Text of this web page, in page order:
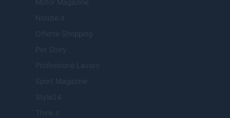
Motor Magazine
Notizie.it
Offerte Shopping
Pet Story
Professione Lavoro
Sport Magazine
Style24
Think.it